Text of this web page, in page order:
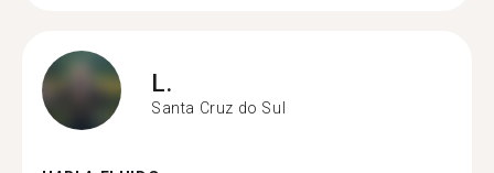
L.
Santa Cruz do Sul